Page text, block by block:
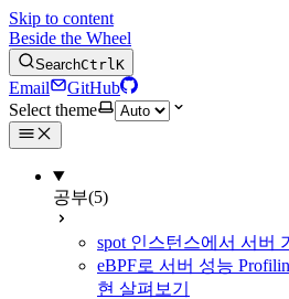
Skip to content
Beside the Wheel
SearchCtrlK
Email
GitHub
Select theme
공부(5)
spot 인스턴스에서 서버
eBPF로 서버 성능
현 살펴보기